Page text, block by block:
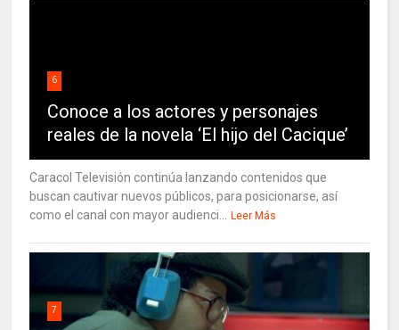
6
Conoce a los actores y personajes
reales de la novela ‘El hijo del Cacique’
Caracol Televisión continúa lanzando contenidos que
buscan cautivar nuevos públicos, para posicionarse, así
como el canal con mayor audienci... Leer Más
7